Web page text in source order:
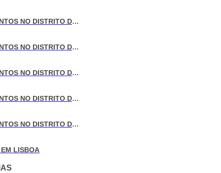
VENDA DE APARTAMENTOS NO DISTRITO DE LISBOA
VENDA DE APARTAMENTOS NO DISTRITO DO PORTO
VENDA DE APARTAMENTOS NO DISTRITO DE AVEIRO
VENDA DE APARTAMENTOS NO DISTRITO DE COIMBRA
VENDA DE APARTAMENTOS NO DISTRITO DE LEIRIA
LISBOA